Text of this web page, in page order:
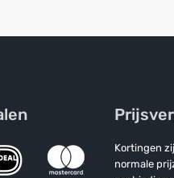
Kortingen
normale